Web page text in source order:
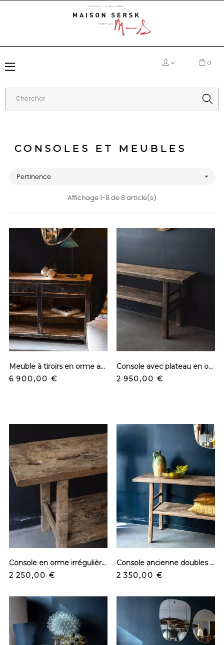
Basculer
navigation
☰
0
CONSOLES ET MEUBLES
Pertinence 
Affichage 1-8 de 8 article(s)
Meuble à tiroirs en orme ancien - Pièce unique
Prix
6 900,00 €
Console avec plateau en orme - Patine noire
Prix
2 950,00 €
Console en orme irrégulière - Avec plateau
Prix
2 250,00 €
Console ancienne doubles plateaux - Orme brut
Prix
2 350,00 €